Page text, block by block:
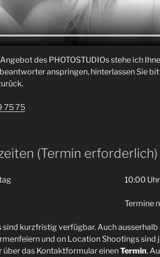
des PHOTOSTUDIOs stehe ich
anspringen, hinterlassen Sie
75 75
(Termin erforderlich)
10:00
Termine
kurzfristig verfügbar. Auch
und on Location Shootings
über das Kontaktformular einenTermin.